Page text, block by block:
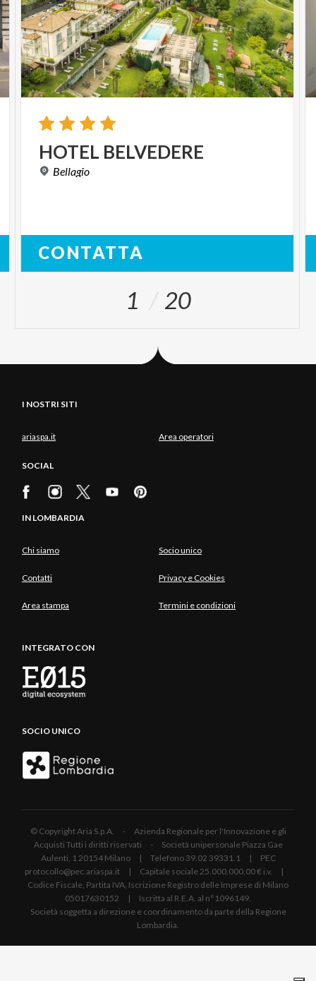
HOTEL BELVEDERE
Bellagio
CONTATTA
1 20
I NOSTRI SITI
ariaspa.it Area operatori
SOCIAL
IN LOMBARDIA
Chi siamo Socio unico
Contatti Privacy e Cookies
Area stampa Termini e condizioni
INTEGRATO CON
SOCIO UNICO
© Copyright Aria S.p.A. - Azienda Regionale per l'Innovazione e gli
Acquisti Tutti i diritti riservati - Società unipersonale Piazza Gae
Aulenti, 1 20154 Milano | Telefono 39.02 39331.1 | PEC
protocollo@pec.ariaspa.it | Capitale sociale 25.000.000,00 € i.v. |
Codice Fiscale, Partita IVA, Iscrizione Registro delle Imprese di Milano
05017630152 | Iscritta al R.E.A. al n°1096149.
Società soggetta a direzione e coordinamento da parte della Regione
Lombardia.